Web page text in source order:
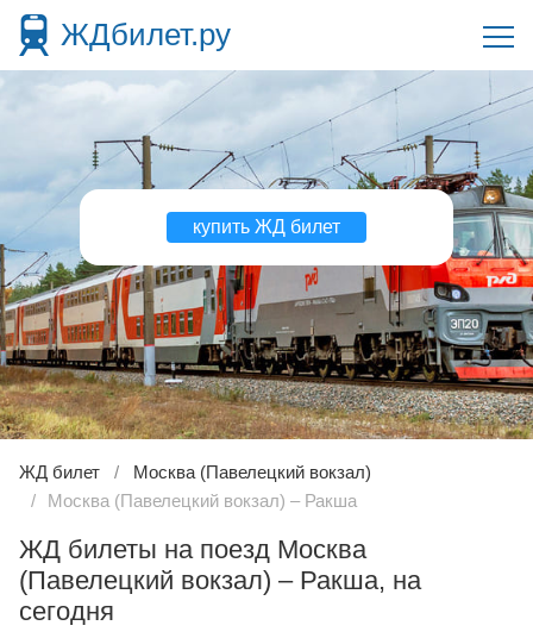
ЖДбилет.ру
купить ЖД билет
ЖД билет
Москва (Павелецкий вокзал)
Москва (Павелецкий вокзал) – Ракша
ЖД билеты на поезд Москва
(Павелецкий вокзал) – Ракша, на
сегодня